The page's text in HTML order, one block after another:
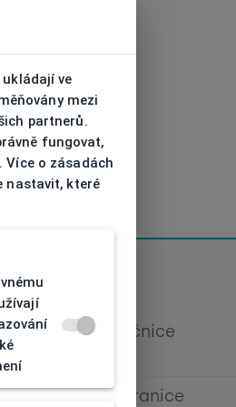
Výška očnice
Délka stranice
ve
mezi
partnerů.
fungovat,
o zásadách
nastavit, které